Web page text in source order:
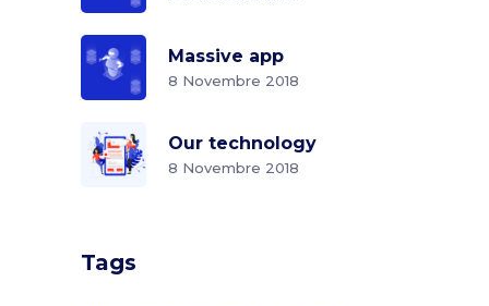
Massive app
8 Novembre 2018
Our technology
8 Novembre 2018
Tags